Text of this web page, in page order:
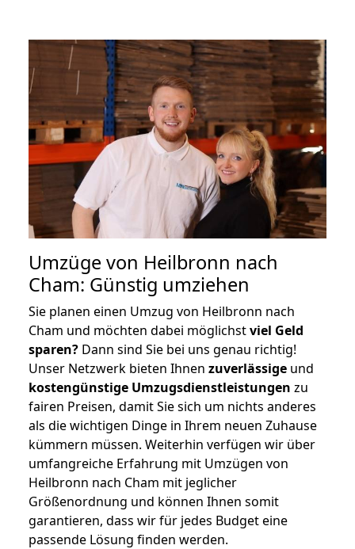
Umzüge von Heilbronn nach
Cham: Günstig umziehen
Sie planen einen Umzug von Heilbronn nach
Cham und möchten dabei möglichstviel Geld
sparen? Dann sind Sie bei uns genau richtig!
Unser Netzwerk bieten Ihnen zuverlässige und
kostengünstige Umzugsdienstleistungen zu
fairen Preisen, damit Sie sich um nichts anderes
als die wichtigen Dinge in Ihrem neuen Zuhause
kümmern müssen. Weiterhin verfügen wir über
umfangreiche Erfahrung mit Umzügen von
Heilbronn nach Cham mit jeglicher
Größenordnung und können Ihnen somit
garantieren, dass wir für jedes Budget eine
passende Lösung finden werden.